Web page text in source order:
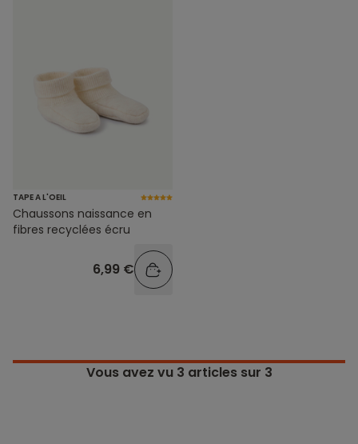
TAPE A L'OEIL
Chaussons naissance en
fibres recyclées écru
6,99 €
Vous avez vu 3 articles sur 3